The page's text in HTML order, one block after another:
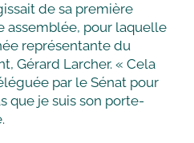
de sa première
assemblée, pour laquelle
représentante du
Gérard Larcher. « Cela
par le Sénat pour
que je suis son porte-